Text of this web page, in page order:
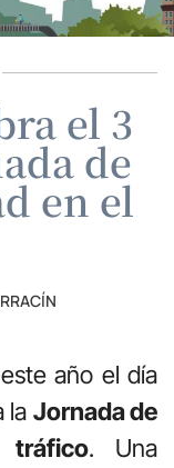
el 3
de
en el
año el día
la Jornada de
tráfico. Una